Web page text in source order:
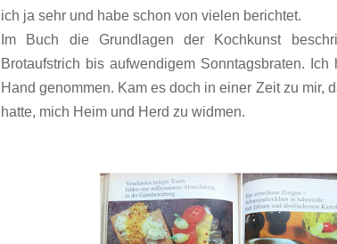
ich ja sehr und habe schon von vielen berichtet.
Im Buch die Grundlagen der Kochkunst
Brotaufstrich bis aufwendigem Sonntagsbraten.
Hand genommen. Kam es doch in einer Zeit zu mir,
hatte, mich Heim und Herd zu widmen.